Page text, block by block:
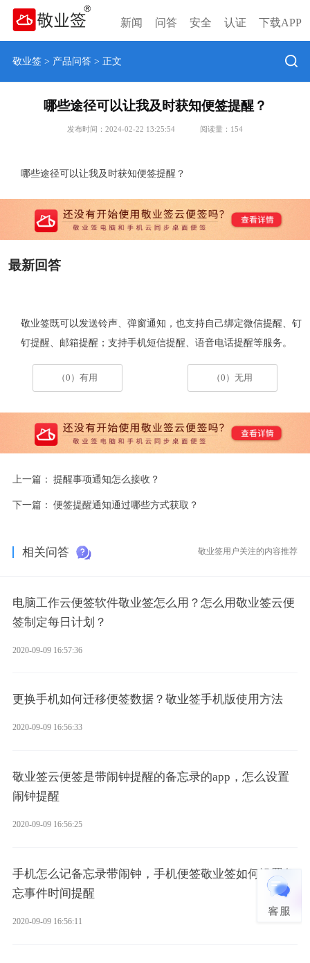
新闻 问答 安全 认证 下载APP
敬业签> 产品问答> 正文
哪些途径可以让我及时获知便签提醒？
发布时间：2024-02-22 13:25:54 阅读量： 154
哪些途径可以让我及时获知便签提醒？
最新回答
敬业签既可以发送铃声、弹窗通知 ，也支持自己绑定微信提醒
钉
钉提醒
邮箱提醒 ；支持手机短信提醒、语音电话提醒等服务。
（0）有用 （0）无用
上一篇： 提醒事项通知怎么接收？
下一篇： 便签提醒通知通过哪些方式获取？
相关问答 敬业签用户关注的内容推荐
电脑工作云便签软件敬业签怎么用？怎么用敬业签云便
签制定每日计划？
2020-09-09 16:57:36
更换手机如何迁移便签数据？敬业签手机版使用方法
2020-09-09 16:56:33
敬业签云便签是带闹钟提醒的备忘录的app，怎么设置
闹钟提醒
2020-09-09 16:56:25
手机怎么记备忘录带闹钟，手机便签敬业签如何设置备
忘事件时间提醒
2020-09-09 16:56:11